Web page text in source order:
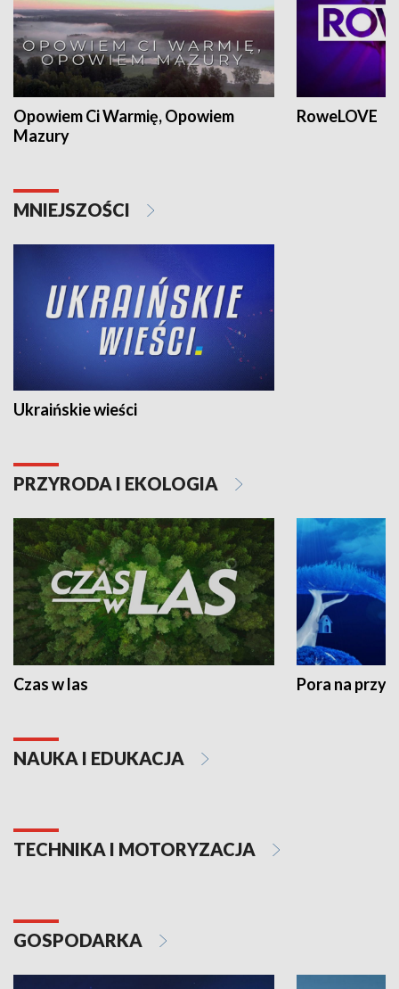
Opowiem Ci Warmię, Opowiem
Mazury
RoweLOVE
MNIEJSZOŚCI
Ukraińskie wieści
PRZYRODA I EKOLOGIA
Czas w las Pora na
NAUKA I EDUKACJA
TECHNIKA I MOTORYZACJA
GOSPODARKA